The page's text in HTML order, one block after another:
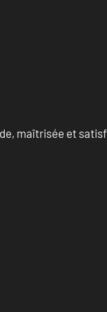
maîtrisée et